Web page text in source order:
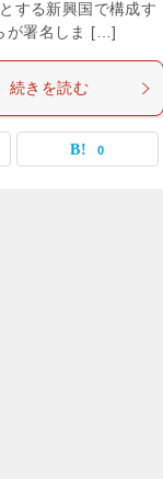
する新興国で構成す
が署名しま […]
続きを読む
0